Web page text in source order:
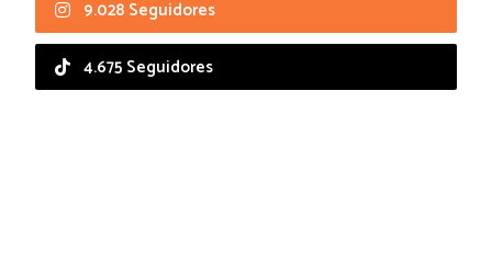
9.028 Seguidores
4.675 Seguidores